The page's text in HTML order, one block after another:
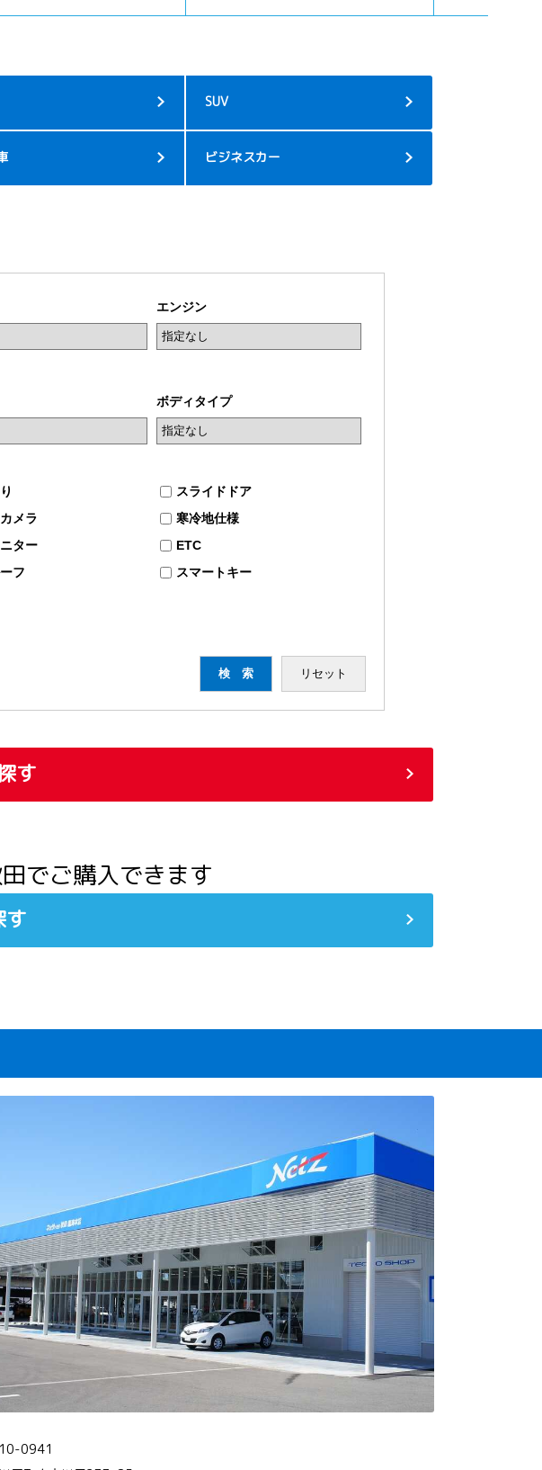
SUV
ビジネスカー
エンジン
ボディタイプ
メラ
ター
フ
スライドドア
寒冷地仕様
ETC
スマートキー
検 索 リセット
す
でご購入できます
す
0941